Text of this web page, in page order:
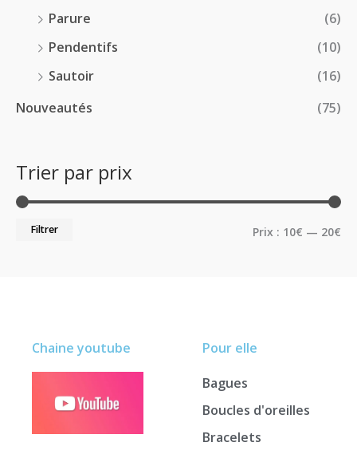
Parure
(6)
Pendentifs
(10)
Sautoir
(16)
Nouveautés
(75)
Trier par prix
Filtrer Prix : 10€ — 20€
Pour elle
Bagues
Boucles d'oreilles
Bracelets
Chaine youtube